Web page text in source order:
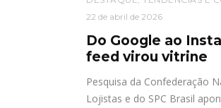
22 de abril de 2026
Do Google ao
feed virou vitrine
Pesquisa da Confederação
Lojistas e do SPC Brasil